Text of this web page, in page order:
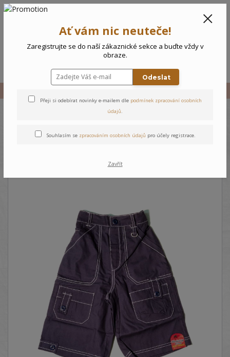
Dětské kalhoty
Ať vám nic neuteče!
Zaregistrujte se do naší zákaznické sekce a buďte vždy v
obraze.
Odeslat
Přeji si odebírat novinky e-mailem dle podmínek zpracování osobních
údajů.
Souhlasím se zpracováním osobních údajů pro účely registrace.
Zavřít